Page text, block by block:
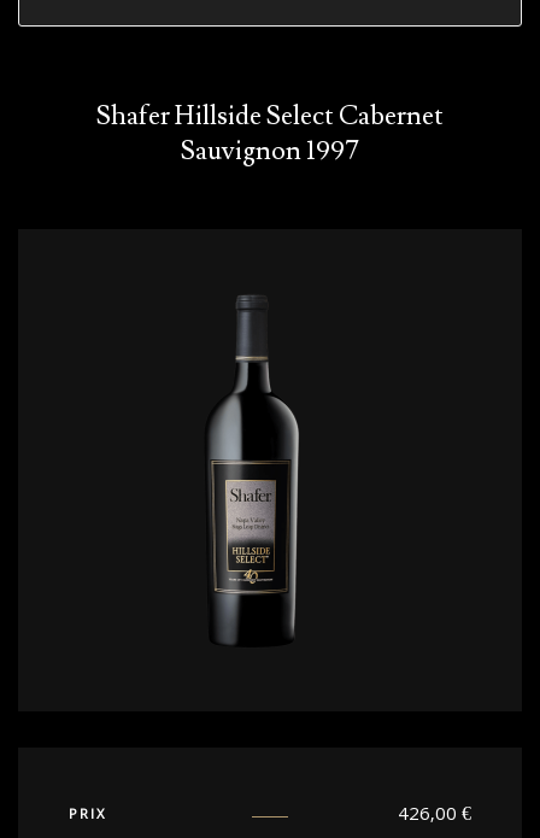
Shafer Hillside Select Cabernet
Sauvignon 1997
PRIX 426,00€